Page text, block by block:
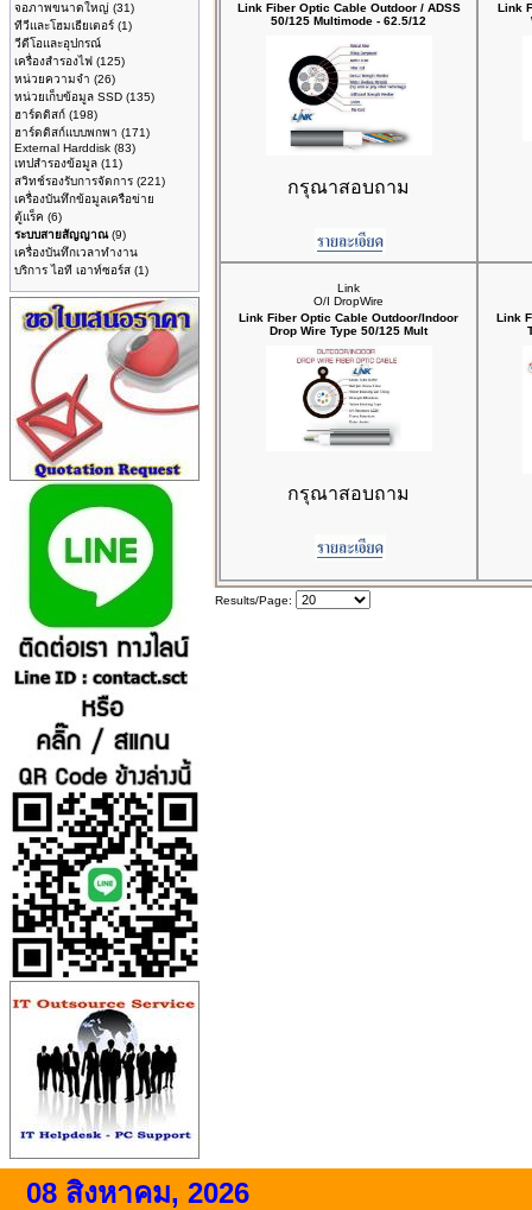
จอภาพขนาดใหญ่ (31)
ทีวีและโฮมเธียเตอร์ (1)
วีดีโอและอุปกรณ์
เครื่องสำรองไฟ (125)
หน่วยความจำ (26)
หน่วยเก็บข้อมูล SSD (135)
ฮาร์ดดิสก์ (198)
ฮาร์ดดิสก์แบบพกพา (171)
External Harddisk (83)
เทปสำรองข้อมูล (11)
สวิทช์รองรับการจัดการ (221)
เครื่องบันทึกข้อมูลเครือข่าย
ตู้แร็ค (6)
ระบบสายสัญญาณ(9)
เครื่องบันทึกเวลาทำงาน
บริการ ไอที เอาท์ซอร์ส (1)
Link Fiber Optic Cable Outdoor / ADSS
50/125 Multimode - 62.5/12
กรุณาสอบถาม
Link
Link
O/I DropWire
Link Fiber Optic Cable Outdoor/Indoor
Drop Wire Type 50/125 Mult
กรุณาสอบถาม
Link
Results/Page:
08 สิงหาคม, 2026